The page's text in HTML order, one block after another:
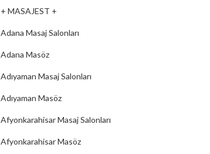
MASAJ SALONLARI
Bayburt’ta Keşfedilecek En İyi
Masaj Salonları
+ MASAJEST +
Adana Masaj Salonları
Adana Masöz
Adıyaman Masaj Salonları
Adıyaman Masöz
Afyonkarahisar Masaj Salonları
Afyonkarahisar Masöz